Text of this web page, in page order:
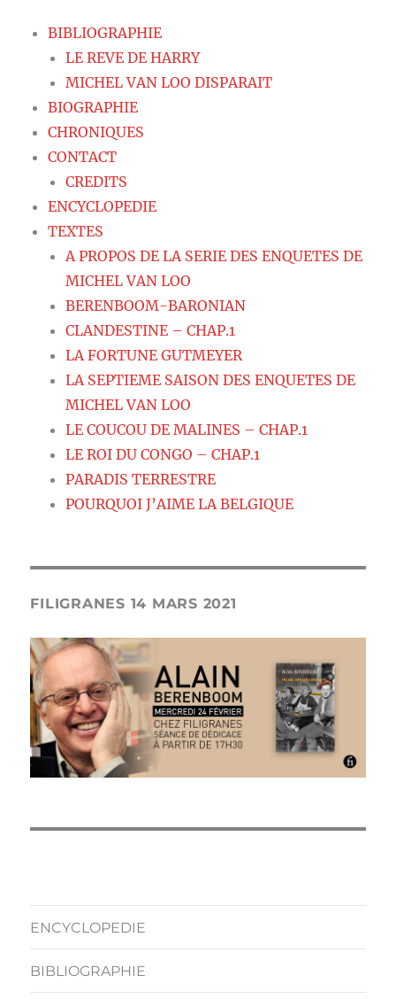
BIBLIOGRAPHIE
LE REVE DE HARRY
MICHEL VAN LOO DISPARAIT
BIOGRAPHIE
CHRONIQUES
CONTACT
CREDITS
ENCYCLOPEDIE
TEXTES
A PROPOS DE LA SERIE DES ENQUETES DE
MICHEL VAN LOO
BERENBOOM-BARONIAN
CLANDESTINE – CHAP.1
LA FORTUNE GUTMEYER
LA SEPTIEME SAISON DES ENQUETES DE
MICHEL VAN LOO
LE COUCOU DE MALINES – CHAP.1
LE ROI DU CONGO – CHAP.1
PARADIS TERRESTRE
POURQUOI J’AIME LA BELGIQUE
FILIGRANES 14 MARS 2021
ENCYCLOPEDIE
BIBLIOGRAPHIE